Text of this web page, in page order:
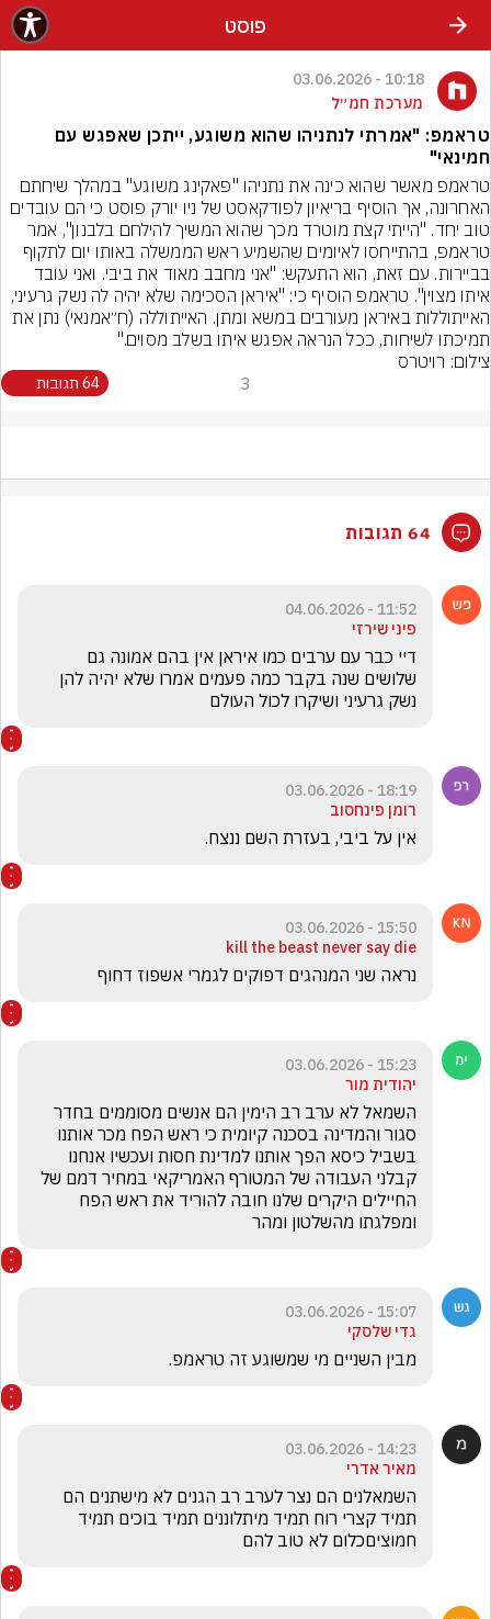
פוסט
10:18 - 03.06.2026
מערכת חמ״ל
טראמפ: "אמרתי לנתניהו שהוא משוגע, ייתכן שאפגש עם
חמינאי"
האייתוללות באיראן מעורבים במשא ומתן. האייתוללה (ח״אמנאי) נתן את
תמיכתו לשיחות, ככל הנראה אפגש איתו בשלב מסוים."
צילום: רויטרס
3 64 תגובות
64 תגובות
11:52 - 04.06.2026
פיני שירזי
נשק גרעיני ושיקרו לכול העולם
18:19 - 03.06.2026
רומן פינחסוב
אין על ביבי, בעזרת השם ננצח.
15:50 - 03.06.2026
kill the beast never say die
נראה שני המנהגים דפוקים לגמרי אשפוז דחוף
15:23 - 03.06.2026
יהודית מור
ומפלגתו מהשלטון ומהר
15:07 - 03.06.2026
גדי שלסקי
מבין השניים מי שמשוגע זה טראמפ.
14:23 - 03.06.2026
מאיר אדרי
חמוציםכלום לא טוב להם